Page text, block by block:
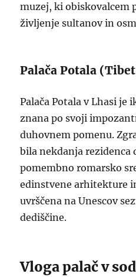
muzej, ki obiskovalcem
življenje sultanov in
Palača Potala
Palača Potala v Lhasi je
znana po svoji
duhovnem pomenu.
bila nekdanja rezidenca
pomembno romarsko
edinstvene arhitekture
uvrščena na Unescov
dediščine.
Vloga palač v